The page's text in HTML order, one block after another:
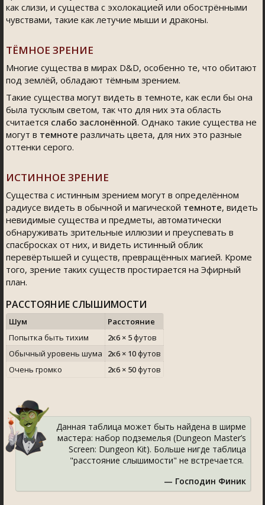
как слизи, и существа с эхолокацией или обострёнными
чувствами, такие как летучие мыши и драконы.
ТЁМНОЕ ЗРЕНИЕ
Многие существа в мирах D&D, особенно те, что обитают
под землёй, обладают тёмным зрением.
Такие существа могут видеть в темноте, как если бы она
была тусклым светом, так что для них эта область
считается слабо заслонённой. Однако такие существа не
могут в темноте различать цвета, для них это разные
оттенки серого.
ИСТИННОЕ ЗРЕНИЕ
Существа с истинным зрением могут в определённом
радиусе видеть в обычной и магической темноте, видеть
невидимые существа и предметы, автоматически
обнаруживать зрительные иллюзии и преуспевать в
спасбросках от них, и видеть истинный облик
перевёртышей и существ, превращённых магией. Кроме
того, зрение таких существ простирается на Эфирный
план.
РАССТОЯНИЕ СЛЫШИМОСТИ
Шум
Расстояние
Попытка быть тихим
2к6 × 5футов
Обычный уровень шума
2к6 × 10футов
Очень громко
2к6 × 50футов
Данная таблица может быть найдена в ширме
мастера: набор подземелья (Dungeon Master’
Screen: Dungeon Kit). Больше нигде таблица
"расстояние слышимости" не встречается.
— Господин Финик